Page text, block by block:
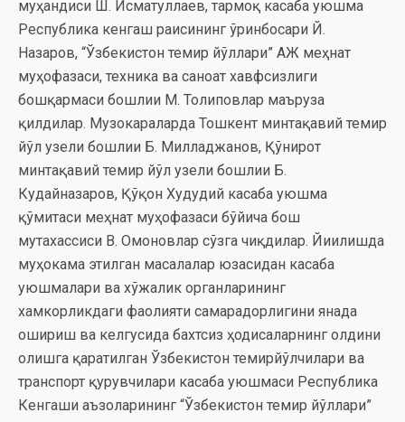
муҳандиси Ш. Исматуллаев, тармоқ касаба уюшма
Республика кенгаш раисининг ўринбосари Й.
Назаров, “Ўзбекистон темир йўллари” АЖ меҳнат
муҳофазаси, техника ва саноат хавфсизлиги
бошқармаси бошлиғи М. Толиповлар маъруза
қилдилар. Музокараларда Тошкент минтақавий темир
йўл узели бошлиғи Б. Милладжанов, Қўнғирот
минтақавий темир йўл узели бошлиғи Б.
Кудайназаров, Қўқон Худудий касаба уюшма
қўмитаси меҳнат муҳофазаси бўйича бош
мутахассиси В. Омоновлар сўзга чиқдилар. Йиғилишда
муҳокама этилган масалалар юзасидан касаба
уюшмалари ва хўжалик органларининг
хамкорликдаги фаолияти самарадорлигини янада
ошириш ва келгусида бахтсиз ҳодисаларнинг олдини
олишга қаратилган Ўзбекистон темирйўлчилари ва
транспорт қурувчилари касаба уюшмаси Республика
Кенгаши аъзоларининг “Ўзбекистон темир йўллари”